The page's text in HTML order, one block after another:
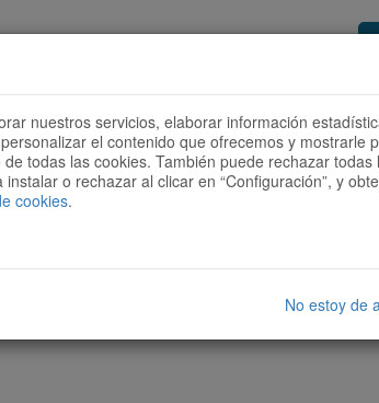
Quieres ser colaborador?
nuestros servicios, elaborar información
el contenido que ofrecemos y mostrarle
todas las cookies. También puede rechazar
o rechazar al clicar en “Configuración”, y
cookies.
No estoy de